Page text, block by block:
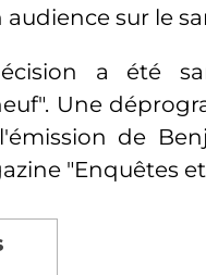
audience sur le
a été
Une
de
"Enquêtes